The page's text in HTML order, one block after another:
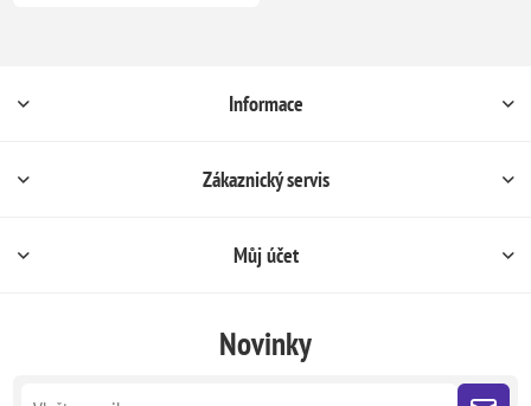
Informace
Zákaznický servis
Můj účet
Novinky